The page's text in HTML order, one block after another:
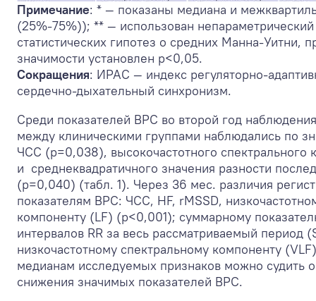
Примечание: * — показаны медиана и
(25%-75%)); ** — использован
статистических гипотез о средних Манна-Уитни,
значимости установлен р<0,05.
Сокращения: ИРАС — индекс регуляторно-
сердечно-дыхательный синхронизм.
Среди показателей ВРС во второй год
между клиническими группами наблюдались по
ЧСС (p=0,038), высокочастотного спектрального
и среднеквадратичного значения разности
(p=0,040) (табл. 1). Через 36 мес. различия
показателям ВРС: ЧСС, HF, rMSSD,
компоненту (LF) (р<0,001); суммарному
интервалов RR за весь рассматриваемый период
низкочастотному спектральному компоненту
медианам исследуемых признаков можно судить
снижения значимых показателей ВРС.